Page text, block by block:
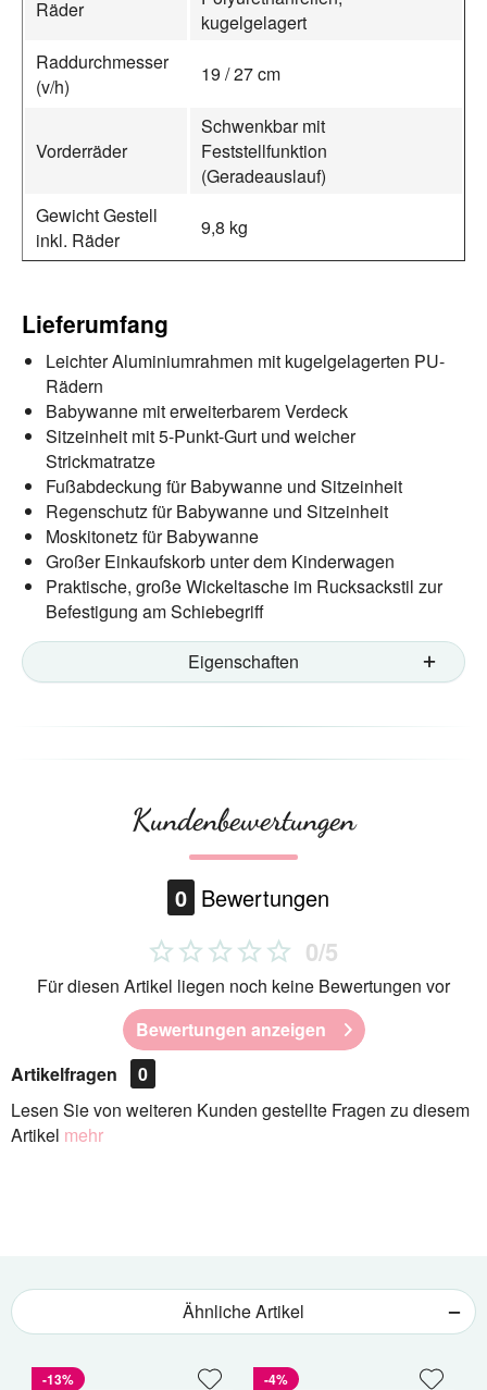
Räder
kugelgelagert
Raddurchmesser
(v/h)
19 / 27 cm
Vorderräder
Schwenkbar mit
Feststellfunktion
(Geradeauslauf)
Gewicht Gestell
inkl. Räder
9,8 kg
Lieferumfang
Leichter Aluminiumrahmen mit kugelgelagerten PU-
Rädern
Babywanne mit erweiterbarem Verdeck
Sitzeinheit mit 5-Punkt-Gurt und weicher
Strickmatratze
Fußabdeckung für Babywanne und Sitzeinheit
Regenschutz für Babywanne und Sitzeinheit
Moskitonetz für Babywanne
Großer Einkaufskorb unter dem Kinderwagen
Praktische, große Wickeltasche im Rucksackstil zur
Befestigung am Schiebegriff
Eigenschaften
Kundenbewertungen
0 Bewertungen
0/5
Für diesen Artikel liegen noch keine Bewertungen vor
Bewertungen anzeigen
Artikelfragen
0
Lesen Sie von weiteren Kunden gestellte Fragen zu diesem
Artikel mehr
Ähnliche Artikel
-13% -4%